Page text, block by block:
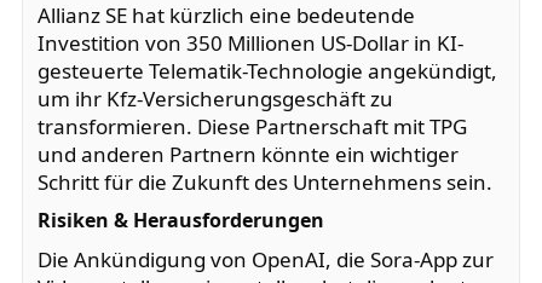
Allianz SE hat kürzlich eine bedeutende
Investition von 350 Millionen US-Dollar in KI-
gesteuerte Telematik-Technologie angekündigt,
um ihr Kfz-Versicherungsgeschäft zu
transformieren. Diese Partnerschaft mit TPG
und anderen Partnern könnte ein wichtiger
Schritt für die Zukunft des Unternehmens sein.
Risiken & Herausforderungen
Die Ankündigung von OpenAI, die Sora-App zur